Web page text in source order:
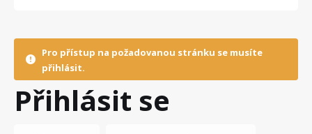
Pro přístup na požadovanou stránku se musíte
přihlásit.
Přihlásit se